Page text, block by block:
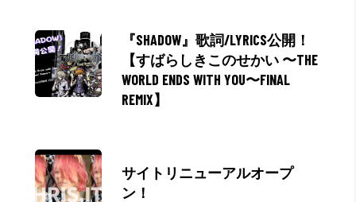
『SHADOW』歌詞/LYRICS公開！
【すばらしきこのせかい 〜THE
WORLD ENDS WITH YOU〜FINAL
REMIX】
サイトリニューアルオープ
ン！